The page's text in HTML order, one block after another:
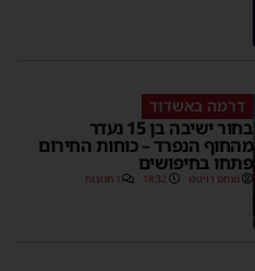
דרמה באשדוד
בחור ישיבה בן 15 נעדר
מהחוף הנפרד – כוחות החירום
פתחו בחיפושים
מנחם דויטש 18:32 1 תגובות